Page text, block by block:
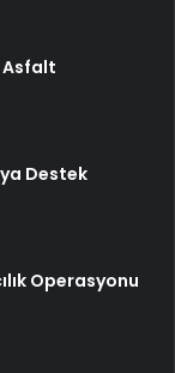
Asfalt
Destek
Operasyonu